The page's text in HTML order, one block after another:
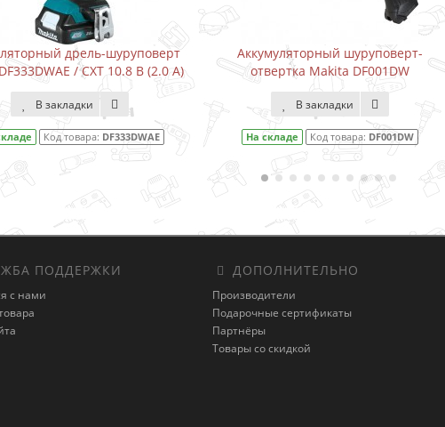
Аккумуляторный шуруповерт-
отвертка Makita DF001DW
В закладки
На складе Код товара: DF001DW
Водонапорный насос для
Karcher BP3 Home (3000
В закладки
На складе Код товара:
ПОДДЕРЖКИ
с нами
ДОПОЛНИТЕЛЬНО
Производители
Подарочные сертификаты
Партнёры
Товары со скидкой